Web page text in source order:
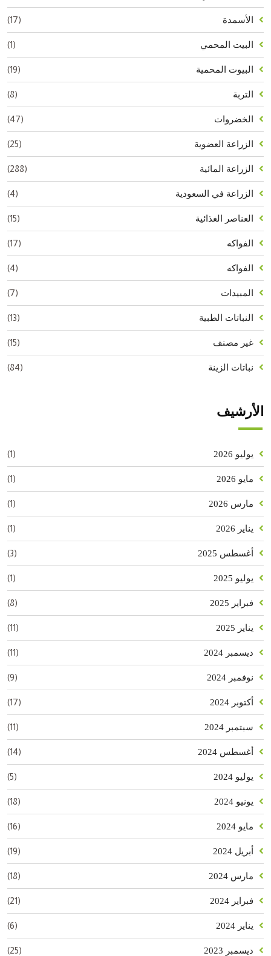
الأسمدة (17)
البيت المحمي (1)
البيوت المحمية (19)
التربة (8)
الخضروات (47)
الزراعة العضوية (25)
الزراعة المائية (288)
الزراعة في السعودية (4)
العناصر الغذائية (15)
الفواكه (17)
الفواكه (4)
المبيدات (7)
النباتات الطبية (13)
غير مصنف (15)
نباتات الزينة (84)
الأرشيف
يوليو 2026 (1)
مايو 2026 (1)
مارس 2026 (1)
يناير 2026 (1)
أغسطس 2025 (3)
يوليو 2025 (1)
فبراير 2025 (8)
يناير 2025 (11)
ديسمبر 2024 (11)
نوفمبر 2024 (9)
أكتوبر 2024 (17)
سبتمبر 2024 (11)
أغسطس 2024 (14)
يوليو 2024 (5)
يونيو 2024 (18)
مايو 2024 (16)
أبريل 2024 (19)
مارس 2024 (18)
فبراير 2024 (21)
يناير 2024 (6)
ديسمبر 2023 (25)